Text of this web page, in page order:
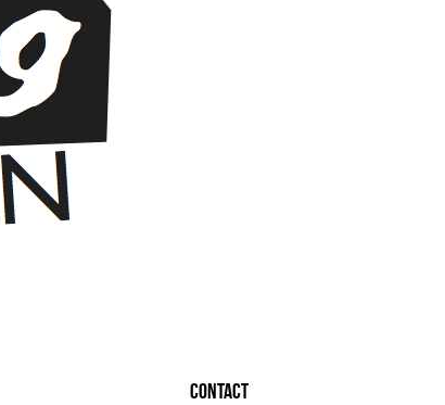
Contact